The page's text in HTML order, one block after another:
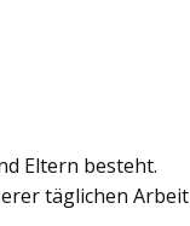
Eltern besteht.
täglichen